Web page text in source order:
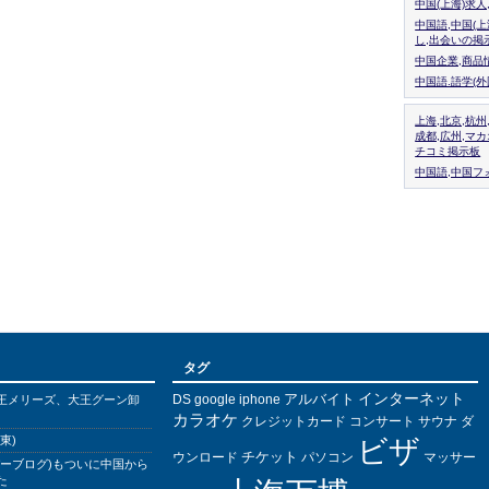
中国(上海)求
中国語,中国(
し,出会いの掲
中国企業,商品
中国語.語学(
上海,北京,杭
成都,広州,マ
チコミ掲示板
中国語,中国フ
メリーズ、大王グーン卸
)
ブログ)もついに中国から
タグ
DS google iphone アルバイト インターネット
カラオケ クレジットカード コンサート サウナ ダ
ウンロード チケット パソコン ビザ マッサー